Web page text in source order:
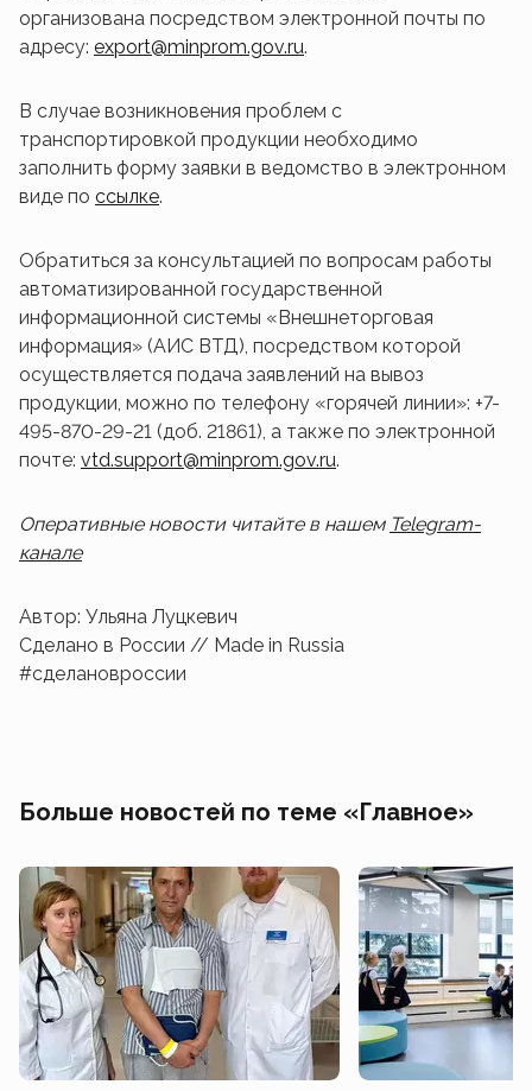
организована посредством электронной почты по
адресу: export@minprom.gov.ru.
В случае возникновения проблем с
транспортировкой продукции необходимо
заполнить форму заявки в ведомство в электронном
виде по ссылке.
Обратиться за консультацией по вопросам работы
автоматизированной государственной
информационной системы «Внешнеторговая
информация» (АИС ВТД), посредством которой
осуществляется подача заявлений на вывоз
продукции, можно по телефону «горячей линии»: +7-
495-870-29-21 (доб. 21861), а также по электронной
почте: vtd.support@minprom.gov.ru.
Оперативные новости читайте в нашем Telegram-
канале
Автор: Ульяна Луцкевич
Сделано в России // Made in Russia
#сделановроссии
Больше новостей по теме «Главное»